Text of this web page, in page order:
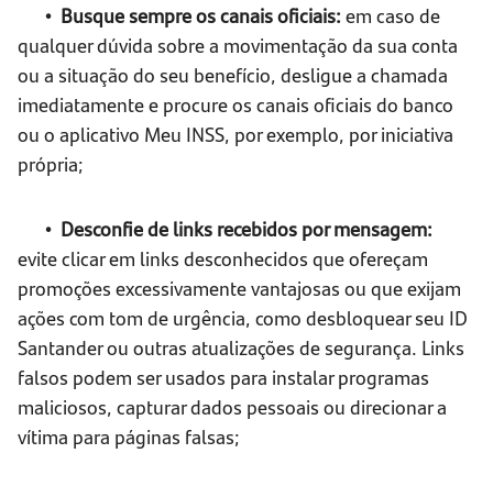
• Busque sempre os canais oficiais: em caso de
qualquer dúvida sobre a movimentação da sua conta
ou a situação do seu benefício, desligue a chamada
imediatamente e procure os canais oficiais do banco
ou o aplicativo Meu INSS, por exemplo, por iniciativa
própria;
• Desconfie de links recebidos por mensagem:
evite clicar em links desconhecidos que ofereçam
promoções excessivamente vantajosas ou que exijam
ações com tom de urgência, como desbloquear seu ID
Santander ou outras atualizações de segurança. Links
falsos podem ser usados para instalar programas
maliciosos, capturar dados pessoais ou direcionar a
vítima para páginas falsas;